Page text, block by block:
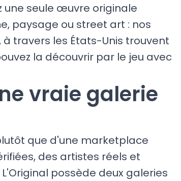
une seule œuvre originale
paysage ou street art : nos
travers les États-Unis trouvent
la découvrir par le jeu avec
vraie galerie
que d'une marketplace
des artistes réels et
possède deux galeries